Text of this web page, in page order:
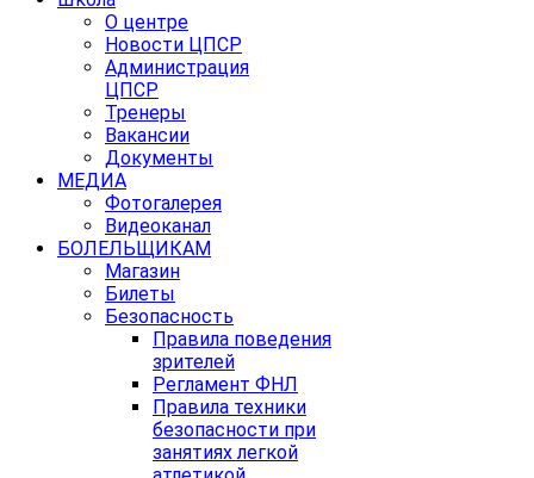
О центре
Новости ЦПСР
Администрация
ЦПСР
Тренеры
Вакансии
Документы
МЕДИА
Фотогалерея
Видеоканал
БОЛЕЛЬЩИКАМ
Магазин
Билеты
Безопасность
Правила поведения
зрителей
Регламент ФНЛ
Правила техники
безопасности при
занятиях легкой